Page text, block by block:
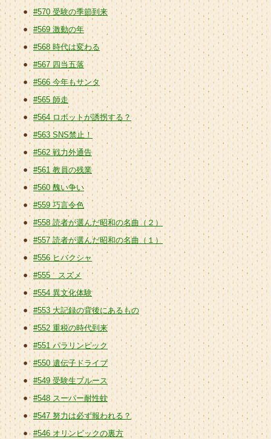
#570 受験の季節到来
#569 激動の年
#568 時代は変わる
#567 四当五落
#566 今年もサンタ
#565 師走
#564 ロボットが誘拐する？
#563 SNS禁止！
#562 戦力外通告
#561 教員の残業
#560 醜い争い
#559 巧言令色
#558 読者が選んだ昭和の名曲（２）
#557 読者が選んだ昭和の名曲（１）
#556 ヒバクシャ
#555 スズメ
#554 異文化体験
#553 大記録の背後にあるもの
#552 重税の時代到来
#551 パラリンピック
#550 遺伝子ドライブ
#549 受験生ブルース
#548 スーパー耐性蚊
#547 努力は必ず報われる？
#546 オリンピックの裏方